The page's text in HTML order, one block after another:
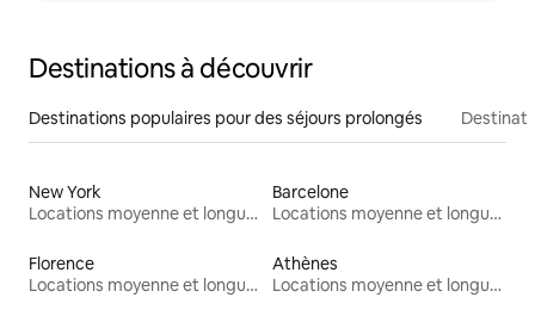
Destinations à découvrir
Destinations populaires pour des séjours prolongés
New York
Locations moyenne et longue durée
Barcelone
Locations moyenne et longue durée
Florence
Locations moyenne et longue durée
Athènes
Locations moyenne et longue durée